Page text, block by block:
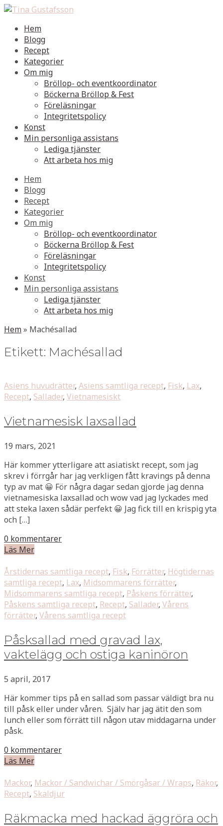
Hem
Blogg
Recept
Kategorier
Om mig
Bröllop- och eventkoordinator
Böckerna Bröllop & Fest
Föreläsningar
Integritetspolicy
Konst
Min personliga assistans
Lediga tjänster
Att arbeta hos mig
Hem
Blogg
Recept
Kategorier
Om mig
Bröllop- och eventkoordinator
Böckerna Bröllop & Fest
Föreläsningar
Integritetspolicy
Konst
Min personliga assistans
Lediga tjänster
Att arbeta hos mig
Hem» Machésallad
Etikett: Machésallad
Asiens huvudrätter, Asiens samtliga recept, Fisk, Lax,
Recept, Sallader, Vietnamesiskt
Vietnamesisk laxsallad
19 mars, 2021
Här kommer ytterligare att asiatiskt recept, som jag
skrev i förrgår har jag verkligen fått kravings på denna
typ av mat 😀 För några dagar sedan gjorde jag denna
vietnamesiska laxsallad och wow vad jag lyckades med
att steka laxen sådär perfekt 😀 Jag fick till en krispig yta
och […]
0 kommentarer
Läs Mer
Årstidernas samtliga recept, Fisk, Förrätter, Högtidernas
samtliga recept, Lax, Midsommarens förrätter,
Midsommarens samtliga recept, Påskens förrätter,
Påskens samtliga recept, Recept, Sallader, Vårens
förrätter, Vårens samtliga recept
Påsksallad med gravad lax,
vaktelägg och ostiga kaninöron
5 april, 2017
Här kommer tips på en sallad som passar väldigt bra nu
till påsk eller under våren. Själv har jag ätit den som
lunch eller som förrätt till någon utav middagarna under
påsk.
0 kommentarer
Läs Mer
Mackor, Mackor / Sandwichar / Smörgåsar / Wraps, Räkor,
Recept, Skaldjur
Räkmacka med hackad äggröra och